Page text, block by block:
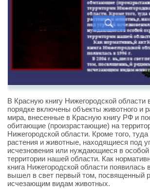
В Красную книгу Нижегородской области
порядке включены объекты животного и
мира, внесенные в Красную книгу РФ и
обитающие (произрастающие) на
Нижегородской области. Кроме того,
растения и животные, находящиеся под
исчезновения или нуждающиеся в
территории нашей области. Как
книга Нижегородской области появилась
вышел в свет первый том, посвященный
исчезающим видам животных.